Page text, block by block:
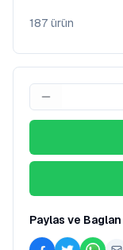
187 ürün
Paylas ve Baglan